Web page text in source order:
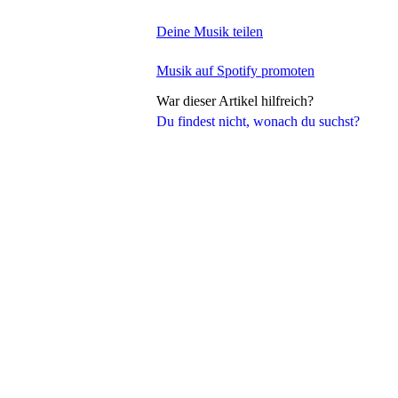
Du findest nicht, wonach du suchst?
Deine Musik teilen
Musik auf Spotify promoten
War dieser Artikel hilfreich?